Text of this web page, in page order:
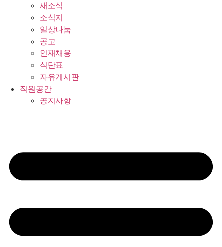
새소식
소식지
일상나눔
공고
인재채용
식단표
자유게시판
직원공간
공지사항